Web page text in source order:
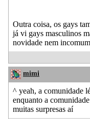
Outra coisa, os gays
já vi gays masculinos
novidade nem
mimi
^ yeah, a comunidade
enquanto a
muitas surpresas aí